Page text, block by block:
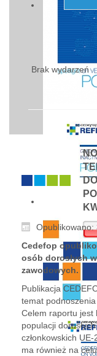
Brak wydarzeń
Cedefop
osób dorosłych
zawodowych.
Publikacja
temat podnoszenia
Celem raportu jest
populacji
członkowskich
ma również na